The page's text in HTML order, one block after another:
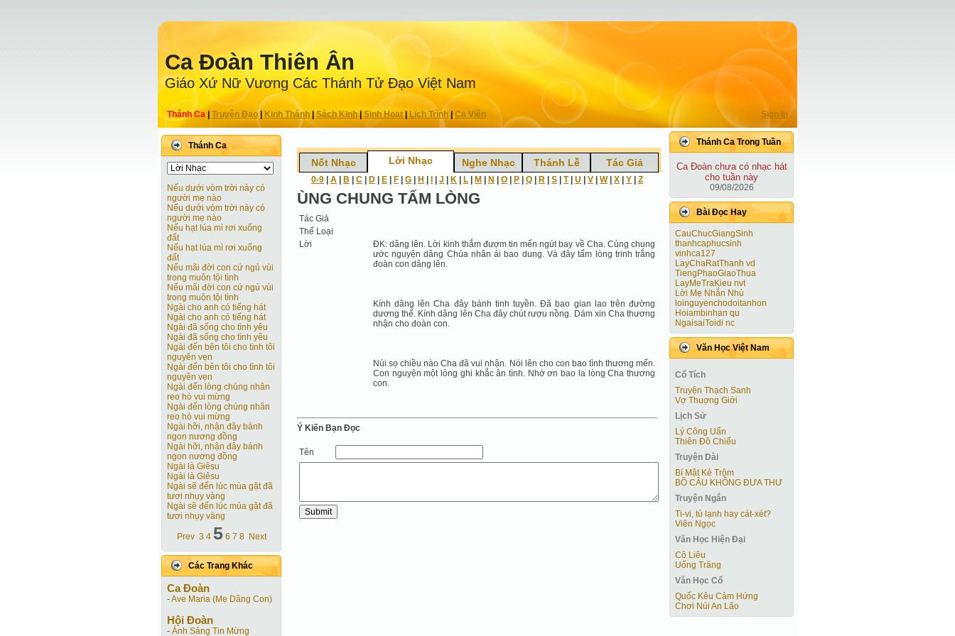
Ca Ðoàn Thiên Ân
Giáo Xứ Nữ Vương Các Thánh Tử Ðạo Việt Nam
Thánh Ca Truyện Ðạo| Kinh Thánh Sách Kinh|Sinh Hoạt| Lịch Trình Ca Viên Sign In
Thánh Ca
Nếu dưới vòm trời này có
người mẹ nào
Nếu dưới vòm trời này có
người mẹ nào
Nếu hạt lúa mì rơi xuống
đất
Nếu hạt lúa mì rơi xuống
đất
Nếu mãi đời con cứ ngủ vùi
trong muôn tội tình
Nếu mãi đời con cứ ngủ vùi
trong muôn tội tình
Ngài cho anh có tiếng hát
Ngài cho anh có tiếng hát
Ngài đã sống cho tình yêu
Ngài đã sống cho tình yêu
Ngài đến bên tôi cho tình tôi
nguyên vẹn
Ngài đến bên tôi cho tình tôi
nguyên vẹn
Ngài đến lòng chúng nhân
reo hò vui mừng
Ngài đến lòng chúng nhân
reo hò vui mừng
Ngài hỡi, nhận đây bánh
ngon nương đồng
Ngài hỡi, nhận đây bánh
ngon nương đồng
Ngài là Giêsu
Ngài là Giêsu
Ngài sẽ đến lúc mùa gặt đã
tươi nhụy vàng
Ngài sẽ đến lúc mùa gặt đã
tươi nhụy vàng
Prev 3 4 5 6 7 8 Next
Các Trang Khác
Ca Ðoàn
-Ave Maria (Mẹ Dâng Con)
Hội Ðoàn
- Ánh Sáng Tin Mừng
Nốt Nhạc Lời Nhạc Nghe Nhạc Thánh Lễ Tác Giả
0-9 A B C D E F G H J K L M N O P Q R S T| U V W| X Y Z
ÙNG CHUNG TẤM LÒNG
Tác Giả
Thể Loại
Lời
ĐK: dâng lên. Lời kinh thắm đượm tin mến ngút bay về Cha. Cùng chung
ước nguyện dâng Chúa nhân ái bao dung. Và đây tấm lòng trinh trắng
đoàn con dâng lên.
Kính dâng lên Cha đây bánh tinh tuyền. Đã bao gian lao trên đường
dương thế. Kính dâng lên Cha đây chút rượu nồng. Dám xin Cha thương
nhận cho đoàn con.
Núi sọ chiều nào Cha đã vui nhận. Nói lên cho con bao tình thương mến.
Con nguyện một lòng ghi khắc ân tình. Nhớ ơn bao la lòng Cha thương
con.
Ý Kiến Bạn Ðọc
Tên
Thánh Ca Trong Tuần
Ca Ðoàn chưa có nhạc hát
cho tuần này
09/08/2026
Bài Ðọc Hay
CauChucGiangSinh
thanhcaphucsinh
vinhca127
LayChaRatThanh vd
TiengPhaoGiaoThua
LayMeTraKieu nvt
Lời Mẹ Nhắn Nhủ
loinguyenchodoitanhon
Hoiambinhan qu
NgaisaiToidi nc
Văn Học Việt Nam
Cổ Tích
Truyện Thạch Sanh
Vợ Thuợng Giới
Lịch Sử
Lý Công Uẩn
Thiên Đô Chiếu
Truyện Dài
Bí Mật Kẻ Trộm
BỒ CÂU KHÔNG ĐƯA THƯ
Truyện Ngắn
Ti-vi, tủ lạnh hay cát-xét?
Viên Ngọc
Văn Học Hiện Ðại
Cô Liêu
Uống Trăng
Văn Học Cổ
Quốc Kêu Cảm Hứng
Chơi Núi An Lão